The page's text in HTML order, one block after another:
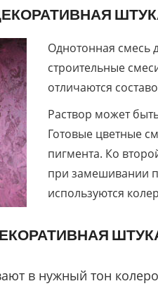
Однотонная смесь
строительные
отличаются
Раствор может
Готовые цветные
пигмента. Ко
при замешивании
используются
в нужный тон